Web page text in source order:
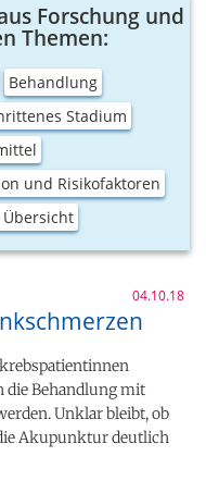
Forschung und
Themen:
Behandlung
Stadium
und Risikofaktoren
04.10.18
die Behandlung mit
Unklar bleibt, ob
Akupunktur deutlich